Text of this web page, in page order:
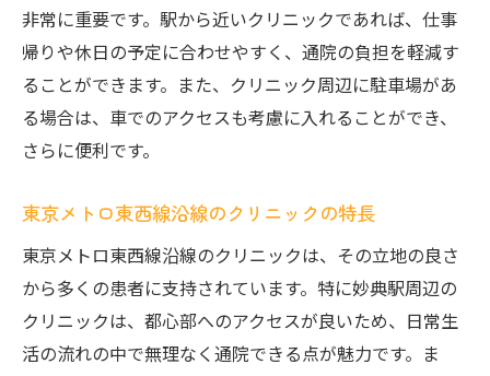
非常に重要です。駅から近いクリニックであれば、仕事
帰りや休日の予定に合わせやすく、通院の負担を軽減す
ることができます。また、クリニック周辺に駐車場があ
る場合は、車でのアクセスも考慮に入れることができ、
さらに便利です。
東京メトロ東西線沿線のクリニックの特長
東京メトロ東西線沿線のクリニックは、その立地の良さ
から多くの患者に支持されています。特に妙典駅周辺の
クリニックは、都心部へのアクセスが良いため、日常生
活の流れの中で無理なく通院できる点が魅力です。ま